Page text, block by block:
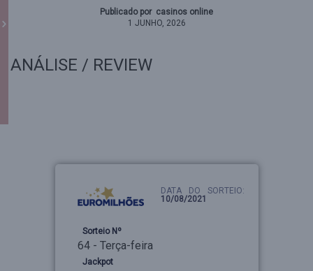
Publicado por casinos online
1 JUNHO, 2026
ANÁLISE / REVIEW
DATA DO SORTEIO:
10/08/2021
Sorteio Nº
64 - Terça-feira
Jackpot